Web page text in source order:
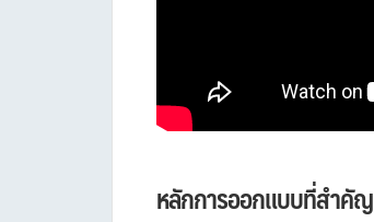
หลักการออกแบบที่สำคัญ